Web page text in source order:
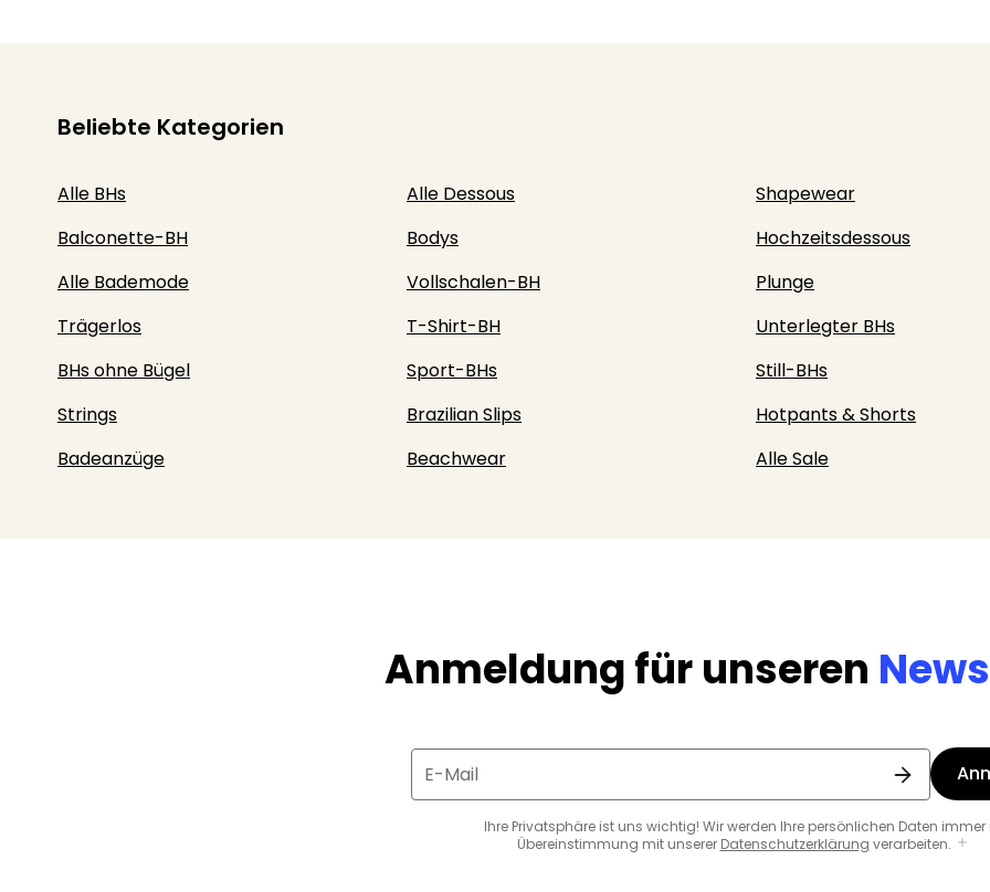
Beliebte Kategorien
Alle BHs Alle Dessous Shapewear
Balconette-BH
Bodys Hochzeitsdessous
Alle Bademode
Vollschalen-BH Plunge
Trägerlos
T-Shirt-BH Unterlegter BHs
BHs ohne Bügel
Sport-BHs Still-BHs
Strings
Brazilian Slips Hotpants & Shorts
Badeanzüge
Beachwear Alle Sale
Anmeldung für unseren
E-Mail
Ihre Privatsphäre ist uns wichtig! Wir werden Ihre persönlichen Daten immer
Übereinstimmung mit unserer Datenschutzerklärung verarbeiten.